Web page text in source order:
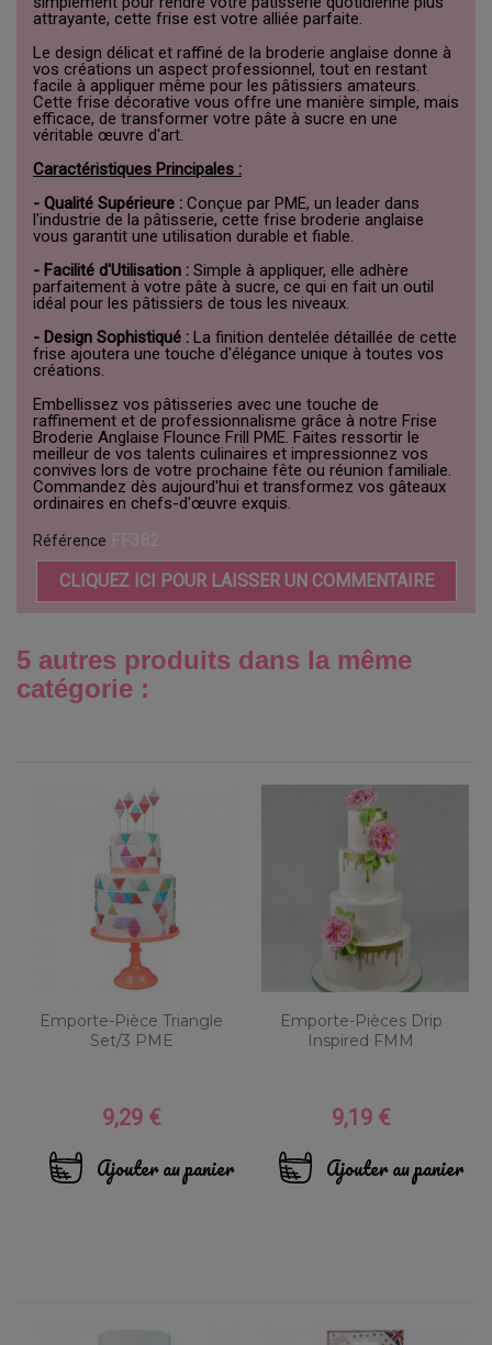
attrayante, cette frise est votre alliée parfaite.
Le design délicat et raffiné de la broderie anglaise donne à
vos créations un aspect professionnel, tout en restant
facile à appliquer même pour les pâtissiers amateurs.
Cette frise décorative vous offre une manière simple, mais
efficace, de transformer votre pâte à sucre en une
véritable œuvre d'art.
Caractéristiques Principales :
- Qualité Supérieure : Conçue par PME, un leader dans
l'industrie de la pâtisserie, cette frise broderie anglaise
vous garantit une utilisation durable et fiable.
- Facilité d'Utilisation : Simple à appliquer, elle adhère
parfaitement à votre pâte à sucre, ce qui en fait un outil
idéal pour les pâtissiers de tous les niveaux.
- Design Sophistiqué : La finition dentelée détaillée de cette
frise ajoutera une touche d'élégance unique à toutes vos
créations.
Embellissez vos pâtisseries avec une touche de
raffinement et de professionnalisme grâce à notre Frise
Broderie Anglaise Flounce Frill PME. Faites ressortir le
meilleur de vos talents culinaires et impressionnez vos
convives lors de votre prochaine fête ou réunion familiale.
Commandez dès aujourd'hui et transformez vos gâteaux
ordinaires en chefs-d'œuvre exquis.
Référence
CLIQUEZ ICI POUR LAISSER UN COMMENTAIRE
5 autres produits dans la même
catégorie :
Emporte-Pièce Triangle
Set/3 PME
Prix
9,29 €
Ajouter au panier
Emporte-Pièces Drip
Inspired FMM
Prix
9,19 €
Ajouter au panier